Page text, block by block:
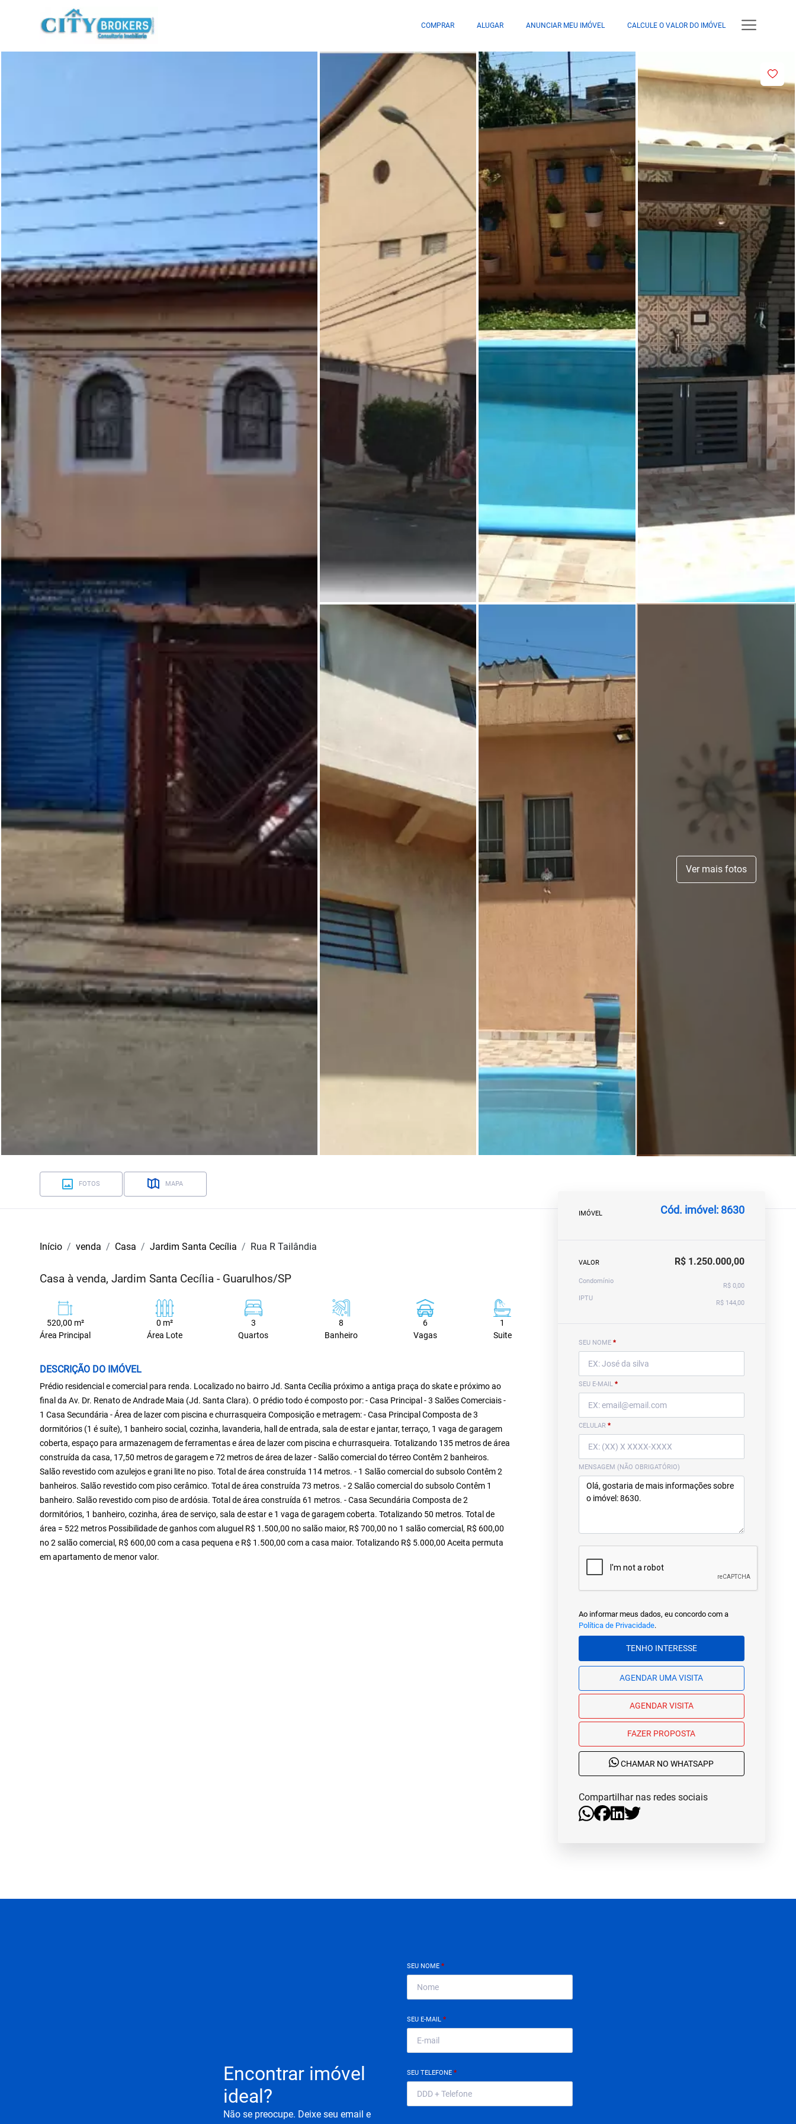
COMPRAR ALUGAR ANUNCIAR MEU IMÓVEL CALCULE O VALOR DO IMÓVEL
Ver mais fotos
FOTOS MAPA
Início venda Casa Jardim Santa Cecília Rua R Tailândia
Casa à venda, Jardim Santa Cecília - Guarulhos/SP
520,00 m²
Área Principal
0 m²
Área Lote
3
Quartos
8
Banheiro
6
Vagas
1
Suite
DESCRIÇÃO DO IMÓVEL
Prédio residencial e comercial para renda. Localizado no bairro Jd. Santa Cecília próximo a antiga praça do skate e próximo ao
final da Av. Dr. Renato de Andrade Maia (Jd. Santa Clara). O prédio todo é composto por: - Casa Principal - 3 Salões Comerciais -
1 Casa Secundária - Área de lazer com piscina e churrasqueira Composição e metragem: - Casa Principal Composta de 3
dormitórios (1 é suíte), 1 banheiro social, cozinha, lavanderia, hall de entrada, sala de estar e jantar, terraço, 1 vaga de garagem
coberta, espaço para armazenagem de ferramentas e área de lazer com piscina e churrasqueira. Totalizando 135 metros de área
construída da casa, 17,50 metros de garagem e 72 metros de área de lazer - Salão comercial do térreo Contêm 2 banheiros.
Salão revestido com azulejos e grani lite no piso. Total de área construída 114 metros. - 1 Salão comercial do subsolo Contêm 2
banheiros. Salão revestido com piso cerâmico. Total de área construída 73 metros. - 2 Salão comercial do subsolo Contêm 1
banheiro. Salão revestido com piso de ardósia. Total de área construída 61 metros. - Casa Secundária Composta de 2
dormitórios, 1 banheiro, cozinha, área de serviço, sala de estar e 1 vaga de garagem coberta. Totalizando 50 metros. Total de
área = 522 metros Possibilidade de ganhos com aluguel R$ 1.500,00 no salão maior, R$ 700,00 no 1 salão comercial, R$ 600,00
no 2 salão comercial, R$ 600,00 com a casa pequena e R$ 1.500,00 com a casa maior. Totalizando R$ 5.000,00 Aceita permuta
em apartamento de menor valor.
IMÓVEL Cód. imóvel: 8630
VALOR R$ 1.250.000,00
Condomínio
R$ 0,00
IPTU
R$ 144,00
SEU NOME *
SEU E-MAIL *
CELULAR *
MENSAGEM (NÃO OBRIGATÓRIO)
Ao informar meus dados, eu concordo com a
Política de Privacidade.
TENHO INTERESSE
AGENDAR UMA VISITA
AGENDAR VISITA
FAZER PROPOSTA
CHAMAR NO WHATSAPP
Compartilhar nas redes sociais
Encontrar imóvel
ideal?
Não se preocupe. Deixe seu email e
SEU NOME *
SEU E-MAIL *
SEU TELEFONE *